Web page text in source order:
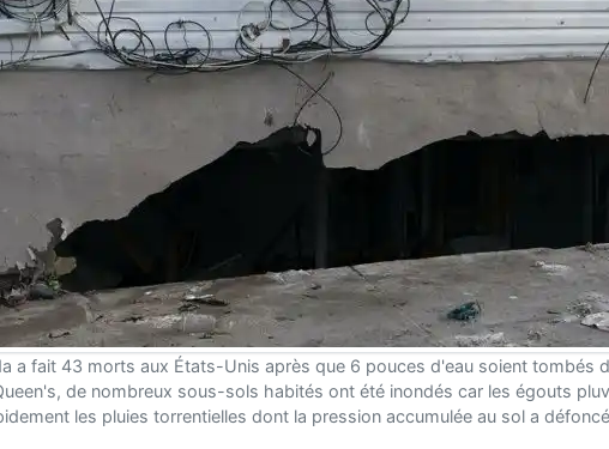
a fait 43 morts aux États-Unis après que 6 pouces d'eau soient tombés
de nombreux sous-sols habités ont été inondés car les égouts
les pluies torrentielles dont la pression accumulée au sol a